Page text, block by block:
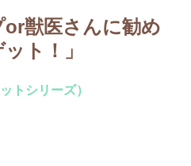
or獣医さんに勧め
ト！」
トシリーズ）